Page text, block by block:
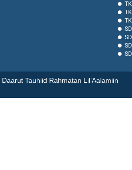
Tauhiid Rahmatan Lil’Aalamiin